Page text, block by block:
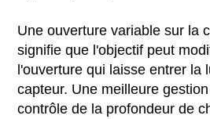
Une ouverture variable sur la
signifie que l'objectif peut
l'ouverture qui laisse entrer la
capteur. Une meilleure
contrôle de la profondeur de